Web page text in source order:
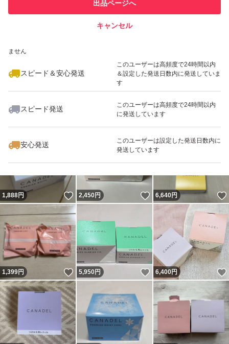
での取引実績があります
ません
スピード＆安心発送
このユーザーは高頻度で24時間以内
＆設定した発送日数内に発送していま
す
スピード発送
このユーザーは高頻度で24時間以内
に発送しています
安心発送
このユーザーは設定した発送日数内に
発送しています
出品ページへ
キャンセル
いいね！
2,650
1,888円 いいね！
2,450円 いいね！
6,640円
1,399円 いいね！
5,950円 いいね！
6,400円